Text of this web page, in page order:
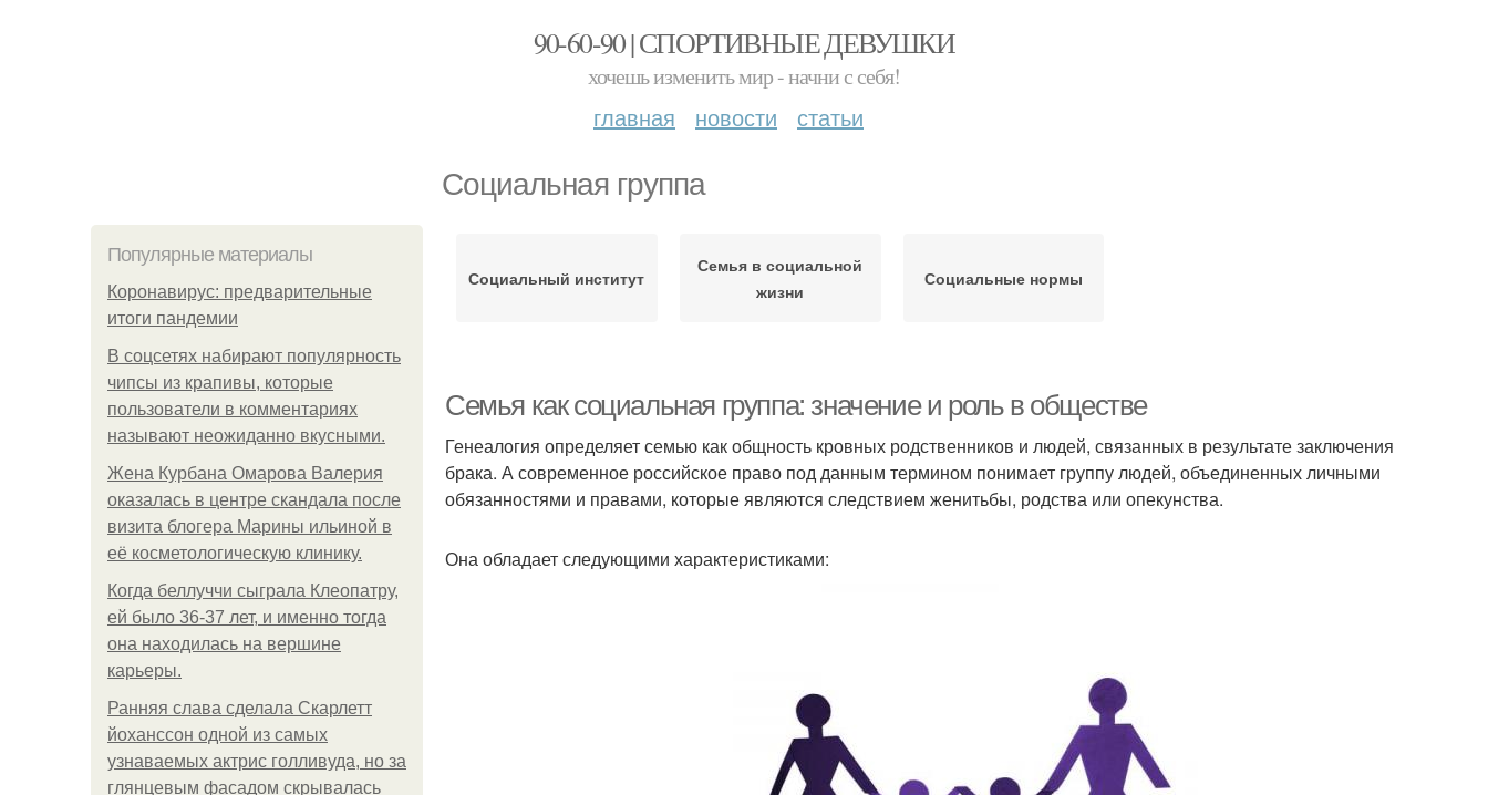
90-60-90 | СПОРТИВНЫЕ ДЕВУШКИ
хочешь изменить мир - начни с себя!
главная новости статьи
Социальная группа
Популярные материалы
Коронавирус: предварительные
итоги пандемии
В соцсетях набирают популярность
чипсы из крапивы, которые
пользователи в комментариях
называют неожиданно вкусными.
Жена Курбана Омарова Валерия
оказалась в центре скандала после
визита блогера Марины ильиной в
её косметологическую клинику.
Когда беллуччи сыграла Клеопатру,
ей было 36-37 лет, и именно тогда
она находилась на вершине
карьеры.
Ранняя слава сделала Скарлетт
йоханссон одной из самых
узнаваемых актрис голливуда, но за
глянцевым фасадом скрывалась
Социальный институт
Семья в социальной
жизни
Социальные нормы
Семья как социальная группа: значение и роль в обществе
Генеалогия определяет семью как общность кровных родственников и людей, связанных в результате заключения
брака. А современное российское право под данным термином понимает группу людей, объединенных личными
обязанностями и правами, которые являются следствием женитьбы, родства или опекунства.
Она обладает следующими характеристиками: